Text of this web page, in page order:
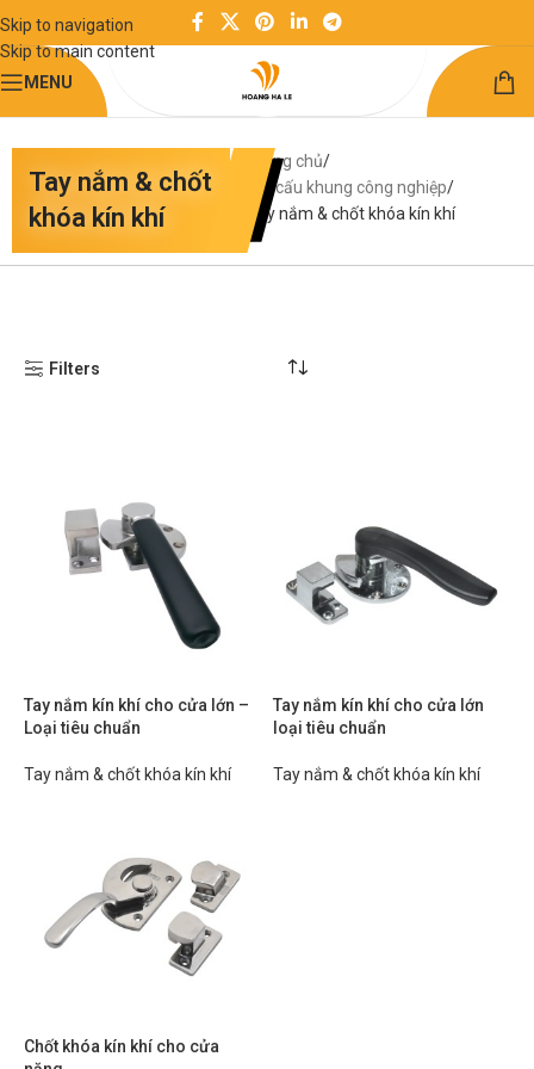
Skip to navigation
Skip to main content
MENU
Tay nắm & chốt
khóa kín khí
Trang chủ
Kết cấu khung công nghiệp
Tay nắm & chốt khóa kín khí
Filters
Tay nắm kín khí cho cửa lớn –
Loại tiêu chuẩn
Tay nắm & chốt khóa kín khí
Tay nắm kín khí cho cửa lớn
loại tiêu chuẩn
Tay nắm & chốt khóa kín khí
Chốt khóa kín khí cho cửa